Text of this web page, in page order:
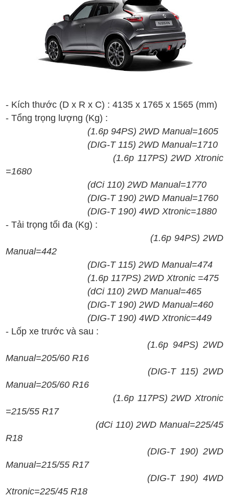
- Kích thước (D x R x C) :4135 x 1765 x 1565 (mm)
- Tổng trọng lượng (Kg) :
(1.6p94PS)2WD Manual=1605
(DIG-T115)2WD Manual=1710
(1.6p 117PS)2WD Xtronic
=1680
(dCi 110)2WDManual=1770
(DIG-T190)2WD Manual=1760
(DIG-T190)4WD Xtronic=1880
- Tải trọng tốiđa (Kg) :
(1.6p 94PS) 2WD
Manual=442
(DIG-T 115) 2WD Manual=474
(1.6p 117PS) 2WD Xtronic =475
(dCi 110) 2WD Manual=465
(DIG-T 190) 2WD Manual=460
(DIG-T 190) 4WD Xtronic=449
- Lốp xe trước và sau :
(1.6p94PS) 2WD
Manual=205/60 R16
(DIG-T115) 2WD
Manual=205/60 R16
(1.6p 117PS)2WD Xtronic
=215/55 R17
(dCi 110)2WD Manual=225/45
R18
(DIG-T190) 2WD
Manual=215/55 R17
(DIG-T190) 4WD
Xtronic=225/45 R18